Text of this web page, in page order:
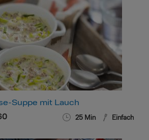
Suppe mit Lauch
25 Min Einfach